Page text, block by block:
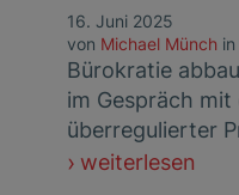
16. Juni 2025
von Michael Münch in
Bürokratie
im Gespräch mit
überregulierter
weiterlesen